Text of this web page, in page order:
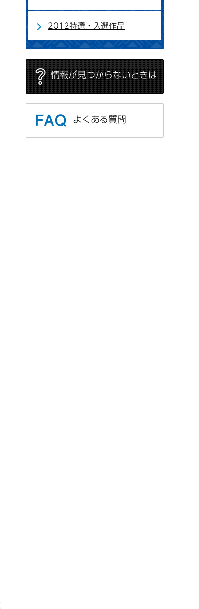
2012特選・入選作品
情報が見つからないときは
よくある質問